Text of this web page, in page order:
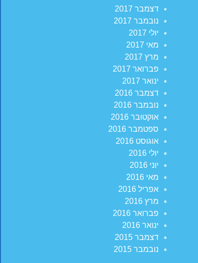
דצמבר 2017
נובמבר 2017
יולי 2017
מאי 2017
מרץ 2017
פברואר 2017
ינואר 2017
דצמבר 2016
נובמבר 2016
אוקטובר 2016
ספטמבר 2016
אוגוסט 2016
יולי 2016
יוני 2016
מאי 2016
אפריל 2016
מרץ 2016
פברואר 2016
ינואר 2016
דצמבר 2015
נובמבר 2015